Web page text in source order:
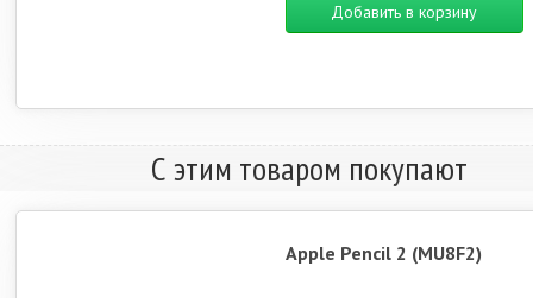
Добавить в корзину
С этим товаром покупают
Apple Pencil 2 (MU8F2)